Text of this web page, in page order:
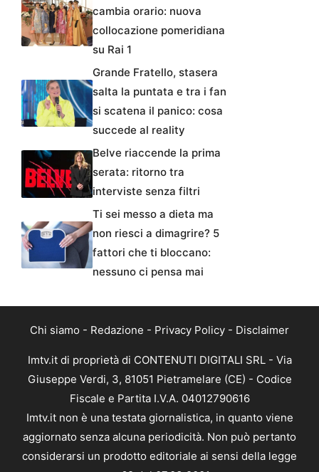
cambia orario: nuova
collocazione pomeridiana
su Rai 1
Grande Fratello, stasera
salta la puntata e tra i fan
si scatena il panico: cosa
succede al reality
Belve riaccende la prima
serata: ritorno tra
interviste senza filtri
Ti sei messo a dieta ma
non riesci a dimagrire? 5
fattori che ti bloccano:
nessuno ci pensa mai
Chi siamo - Redazione - Privacy Policy - Disclaimer
Imtv.it di proprietà di CONTENUTI DIGITALI SRL - Via
Giuseppe Verdi, 3, 81051 Pietramelare (CE) - Codice
Fiscale e Partita I.V.A. 04012790616
Imtv.it non è una testata giornalistica, in quanto viene
aggiornato senza alcuna periodicità. Non può pertanto
considerarsi un prodotto editoriale ai sensi della legge